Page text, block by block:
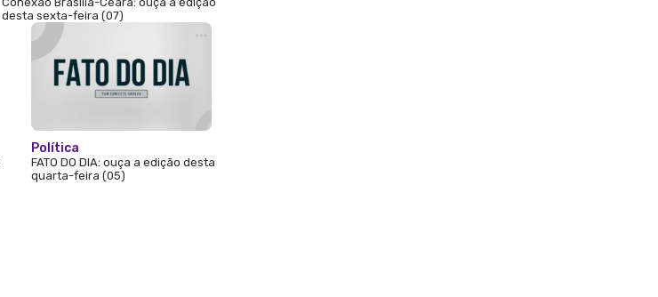
desta sexta-feira (07)
Política
FATO DO DIA: ouça a edição desta
quarta-feira (05)